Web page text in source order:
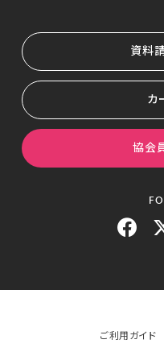
資料
カ
協会
ご利用ガイド